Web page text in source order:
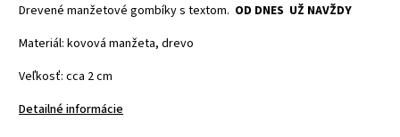
Drevené manžetové gombíky s textom. OD DNES UŽ NAVŽDY
Materiál: kovová manžeta, drevo
Veľkosť: cca 2 cm
Detailné informácie